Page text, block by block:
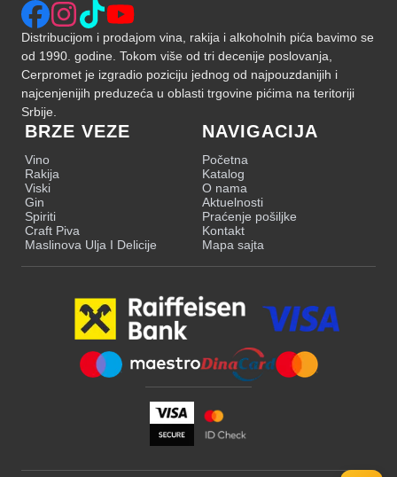
Distribucijom i prodajom vina, rakija i alkoholnih pića bavimo se
od 1990. godine. Tokom više od tri decenije poslovanja,
Cerpromet je izgradio poziciju jednog od najpouzdanijih i
najcenjenijih preduzeća u oblasti trgovine pićima na teritoriji
Srbije.
BRZE VEZE
Vino
Rakija
Viski
Gin
Spiriti
Craft Piva
Maslinova Ulja I Delicije
NAVIGACIJA
Početna
Katalog
O nama
Aktuelnosti
Praćenje pošiljke
Kontakt
Mapa sajta